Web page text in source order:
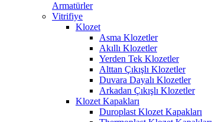
Armatürler
Vitrifiye
Klozet
Asma Klozetler
Akıllı Klozetler
Yerden Tek Klozetler
Alttan Çıkışlı Klozetler
Duvara Dayalı Klozetler
Arkadan Çıkışlı Klozetler
Klozet Kapakları
Duroplast Klozet Kapakları